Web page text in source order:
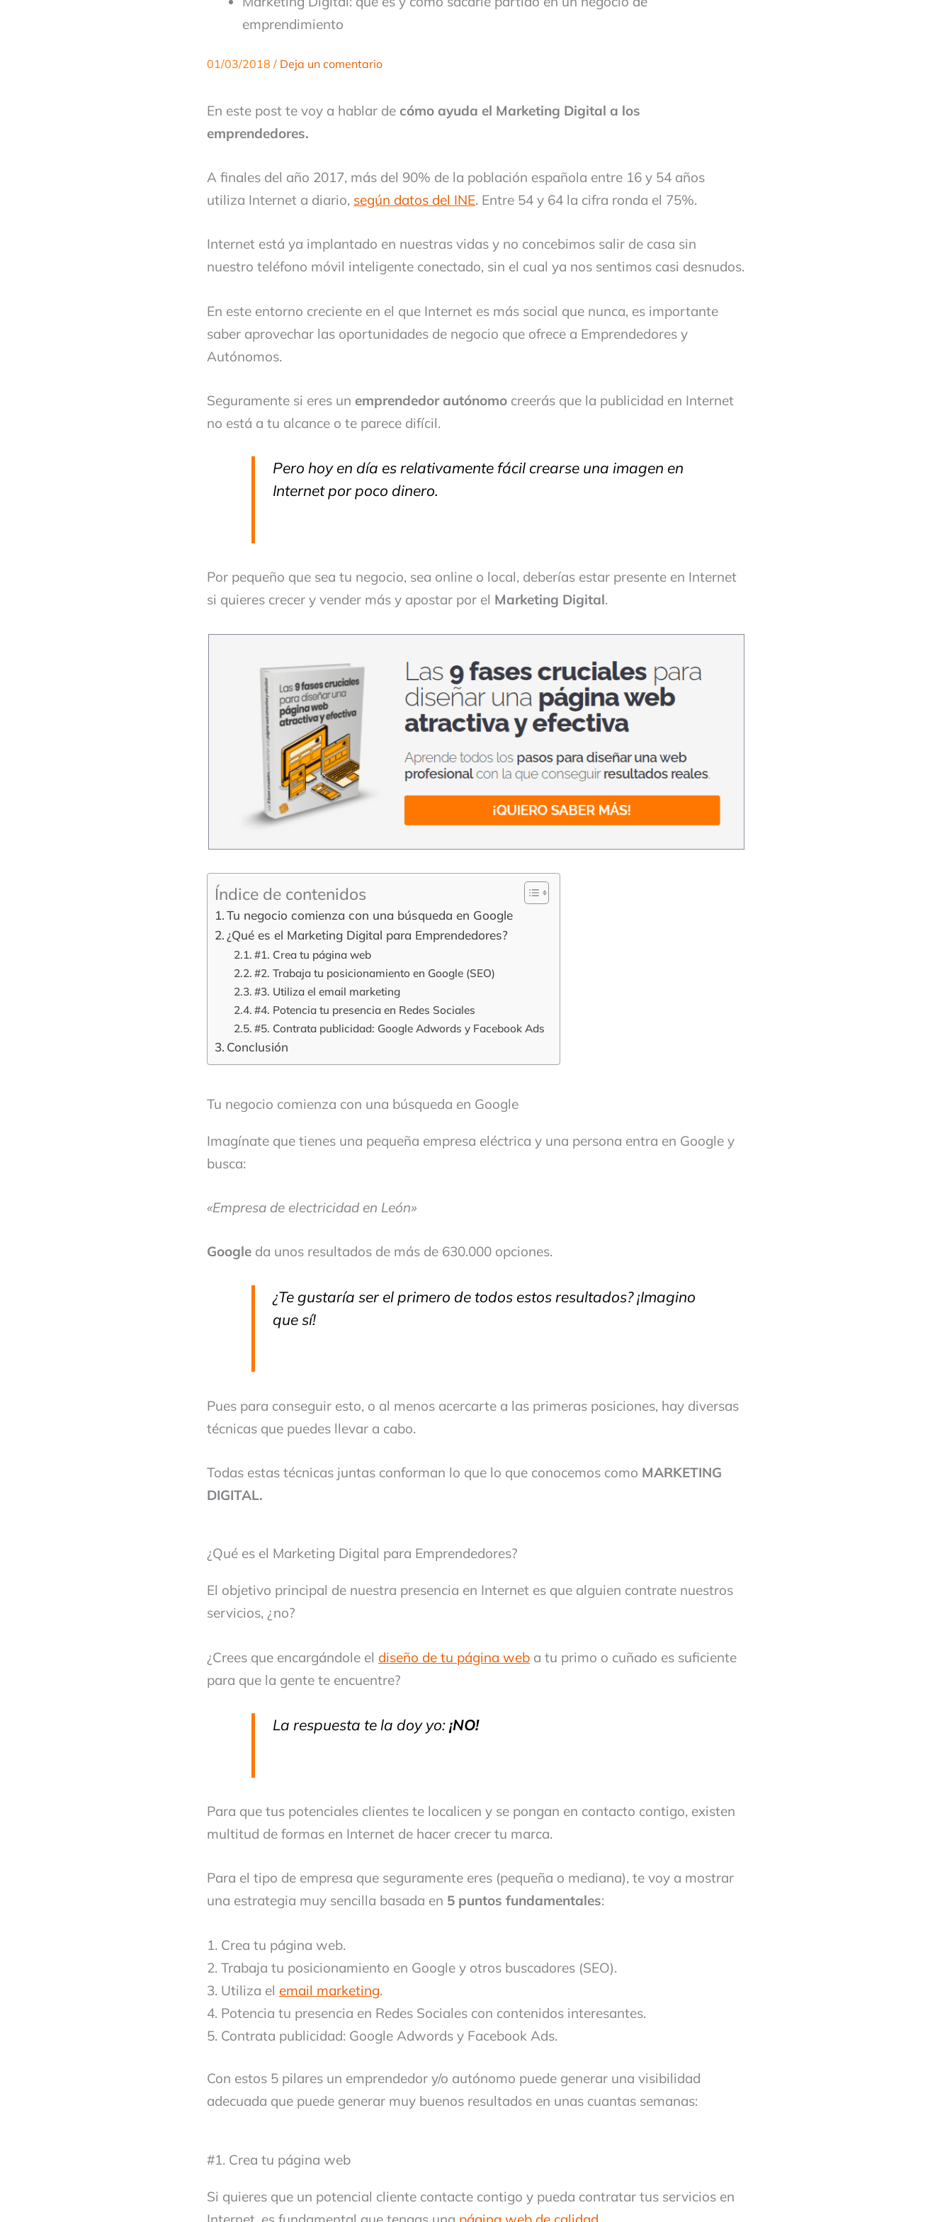
emprendimiento
01/03/2018 / Deja un comentario
En este post te voy a hablar de cómo ayuda el Marketing Digital a los
emprendedores.
A finales del año 2017, más del 90% de la población española entre 16 y 54 años
utiliza Internet a diario, según datos del INE. Entre 54 y 64 la cifra ronda el 75%.
Internet está ya implantado en nuestras vidas y no concebimos salir de casa sin
nuestro teléfono móvil inteligente conectado, sin el cual ya nos sentimos casi desnudos.
En este entorno creciente en el que Internet es más social que nunca, es importante
saber aprovechar las oportunidades de negocio que ofrece a Emprendedores y
Autónomos.
Seguramente si eres un emprendedor autónomo creerás que la publicidad en Internet
no está a tu alcance o te parece difícil.
Pero hoy en día es relativamente fácil crearse una imagen en
Internet por poco dinero.
Por pequeño que sea tu negocio, sea online o local, deberías estar presente en Internet
si quieres crecer y vender más y apostar por el Marketing Digital.
Índice de contenidos
Tu negocio comienza con una búsqueda en Google
¿Qué es el Marketing Digital para Emprendedores?
#1. Crea tu página web
#2. Trabaja tu posicionamiento en Google (SEO)
#3. Utiliza el email marketing
#4. Potencia tu presencia en Redes Sociales
#5. Contrata publicidad: Google Adwords y Facebook Ads
Conclusión
Tu negocio comienza con una búsqueda en Google
Imagínate que tienes una pequeña empresa eléctrica y una persona entra en Google y
busca:
«Empresa de electricidad en León»
Google da unos resultados de más de 630.000 opciones.
¿Te gustaría ser el primero de todos estos resultados?¡Imagino
que sí!
Pues para conseguir esto, o al menos acercarte a las primeras posiciones, hay diversas
técnicas que puedes llevar a cabo.
Todas estas técnicas juntas conforman lo que lo que conocemos como MARKETING
DIGITAL.
¿Qué es el Marketing Digital para Emprendedores?
El objetivo principal de nuestra presencia en Internet es que alguien contrate nuestros
servicios, ¿no?
¿Crees que encargándole el diseño de tu página web a tu primo o cuñado es suficiente
para que la gente te encuentre?
La respuesta te la doy yo:¡NO!
Para que tus potenciales clientes te localicen y se pongan en contacto contigo, existen
multitud de formas en Internet de hacer crecer tu marca.
Para el tipo de empresa que seguramente eres (pequeña o mediana), te voy a mostrar
una estrategia muy sencilla basada en 5 puntos fundamentales:
Crea tu página web.
Trabaja tu posicionamiento en Google y otros buscadores (SEO).
Utiliza el email marketing.
Potencia tu presencia en Redes Sociales con contenidos interesantes.
Contrata publicidad: Google Adwords y Facebook Ads.
Con estos 5 pilares un emprendedor y/o autónomo puede generar una visibilidad
adecuada que puede generar muy buenos resultados en unas cuantas semanas:
#1. Crea tu página web
Si quieres que un potencial cliente contacte contigo y pueda contratar tus servicios en